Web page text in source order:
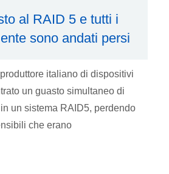
al RAID 5 e tutti i
sono andati persi
italiano di dispositivi
un guasto simultaneo di
un sistema RAID5, perdendo
che erano